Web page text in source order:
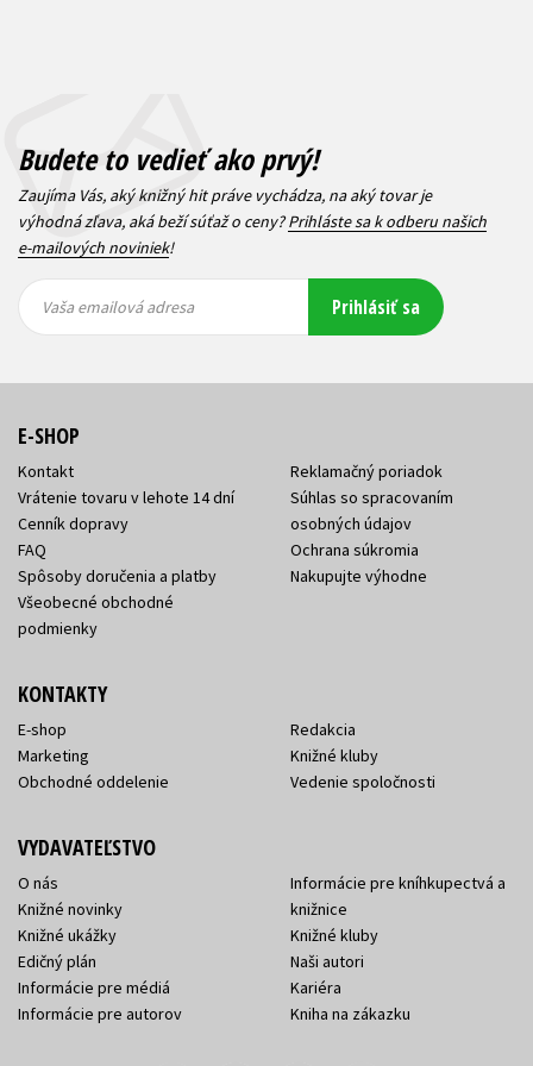
Budete to vedieť ako prvý!
Zaujíma Vás, aký knižný hit práve vychádza, na aký tovar je
výhodná zľava, aká beží súťaž o ceny?Prihláste sa k odberu našich
e-mailových noviniek!
emailová
emailová
Vaša emailová adresa Prihlásiť sa
E-SHOP
Kontakt
Vrátenie tovaru v lehote 14 dní
Cenník dopravy
FAQ
Spôsoby doručenia a platby
Všeobecné obchodné
podmienky
Reklamačný poriadok
Súhlas so spracovaním
osobných údajov
Ochrana súkromia
Nakupujte výhodne
KONTAKTY
E-shop
Marketing
Obchodné oddelenie
Redakcia
Knižné kluby
Vedenie spoločnosti
VYDAVATEĽSTVO
O nás
Knižné novinky
Knižné ukážky
Edičný plán
Informácie pre médiá
Informácie pre autorov
Informácie pre kníhkupectvá a
knižnice
Knižné kluby
Naši autori
Kariéra
Kniha na zákazku